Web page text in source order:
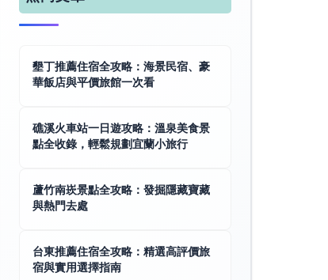
墾丁推薦住宿全攻略：海景民宿、豪
華飯店與平價旅館一次看
礁溪火車站一日遊攻略：溫泉美食景
點全收錄，輕鬆規劃宜蘭小旅行
蘆竹南崁景點全攻略：發掘隱藏寶藏
與熱門去處
台東推薦住宿全攻略：精選高評價旅
宿與實用選擇指南